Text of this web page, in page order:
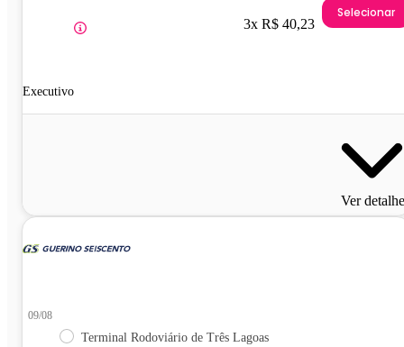
Executivo
3x R$ 40,23
Selecionar
Ver
09/08
Terminal Rodoviário de Três Lagoas